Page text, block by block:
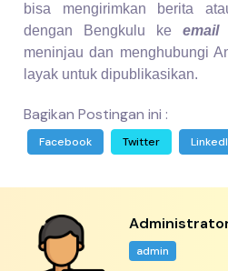
bisa mengirimkan berita
dengan Bengkulu ke email
meninjau dan menghubungi
layak untuk dipublikasikan.
Bagikan Postingan ini :
Facebook Twitter
admin